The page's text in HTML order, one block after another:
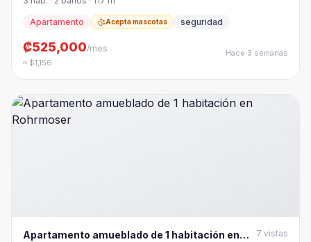
Apartamento Acepta mascotas seguridad
₡525,000/mes
≈ $1,156
Hace 3 semanas
Apartamento amueblado de 1 habitación en
7 vistas